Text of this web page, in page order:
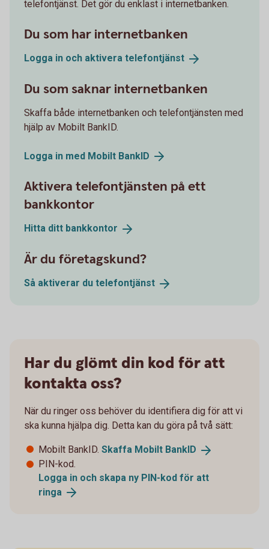
telefontjänst. Det gör du enklast i internetbanken.
Du som har internetbanken
Logga in och aktivera telefontjänst
Du som saknar internetbanken
Skaffa både internetbanken och telefontjänsten med
hjälp av Mobilt BankID.
Logga in med Mobilt BankID
Aktivera telefontjänsten på ett
bankkontor
Hitta ditt bankkontor
Är du företagskund?
Så aktiverar du telefontjänst
Har du glömt din kod för att
kontakta oss?
När du ringer oss behöver du identifiera dig för att vi
ska kunna hjälpa dig. Detta kan du göra på två sätt:
Mobilt BankID. Skaffa Mobilt BankID
PIN-kod.
Logga in och skapa ny PIN-kod för att
ringa